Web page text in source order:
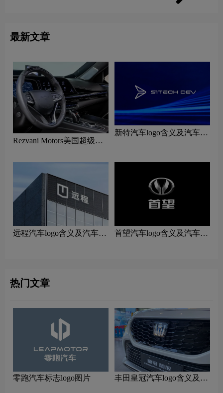
最新文章
Rezvani Motors美国超级跑
新特汽车logo含义及汽车品
远程汽车logo含义及汽车品
首望汽车logo含义及汽车品
热门文章
零跑汽车标志logo图片
丰田皇冠汽车logo含义及汽